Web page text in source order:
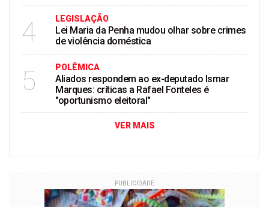
4 LEGISLAÇÃO
Lei Maria da Penha mudou olhar sobre crimes
de violência doméstica
5 POLÊMICA
Aliados respondem ao ex-deputado Ismar
Marques: críticas a Rafael Fonteles é
"oportunismo eleitoral"
VER MAIS
PUBLICIDADE